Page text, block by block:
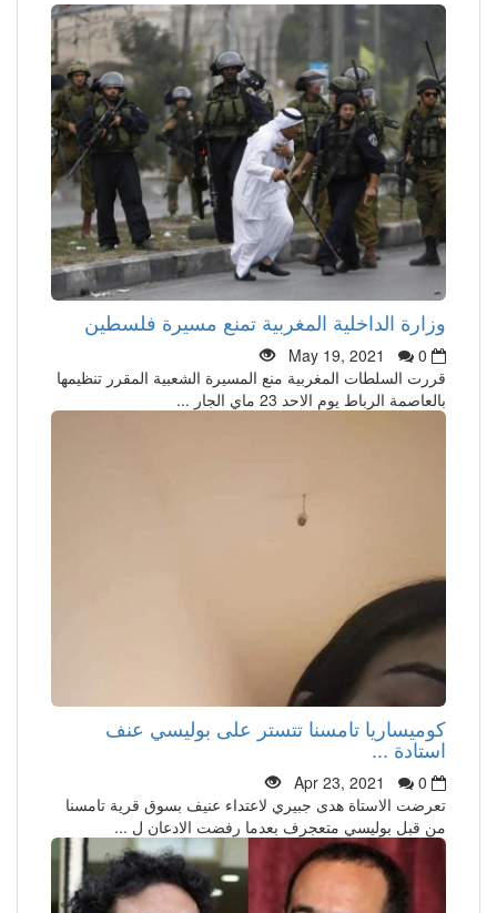
وزارة الداخلية المغربية تمنع مسيرة فلسطين
May 19, 2021
0
قررت السلطات المغربية منع المسيرة الشعبية المقرر تنظيمها
بالعاصمة الرباط يوم الاحد 23 ماي الجار ...
كوميساريا تامسنا تتستر على بوليسي عنف
استادة ...
Apr 23, 2021
0
تعرضت الاستاة هدى جبيري لاعتداء عنيف بسوق قرية تامسنا
من قبل بوليسي متعجرف بعدما رفضت الادعان ل ...